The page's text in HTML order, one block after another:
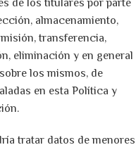
de los titulares por parte
almacenamiento,
transferencia,
eliminación y en general
los mismos, de
en esta Política y
tratar datos de menores